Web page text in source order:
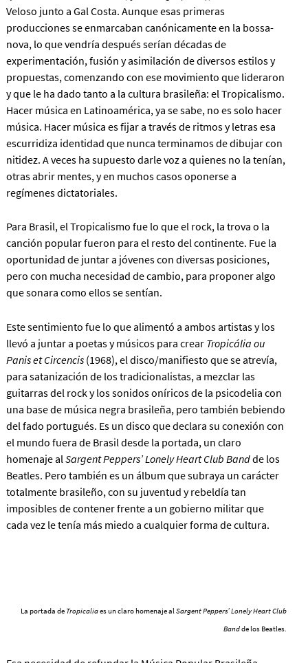
Veloso junto a Gal Costa. Aunque esas primeras
producciones se enmarcaban canónicamente en la bossa-
nova, lo que vendría después serían décadas de
experimentación, fusión y asimilación de diversos estilos y
propuestas, comenzando con ese movimiento que lideraron
y que le ha dado tanto a la cultura brasileña: el Tropicalismo.
Hacer música en Latinoamérica, ya se sabe, no es solo hacer
música. Hacer música es fijar a través de ritmos y letras esa
escurridiza identidad que nunca terminamos de dibujar con
nitidez. A veces ha supuesto darle voz a quienes no la tenían,
otras abrir mentes, y en muchos casos oponerse a
regímenes dictatoriales.
Para Brasil, el Tropicalismo fue lo que el rock, la trova o la
canción popular fueron para el resto del continente. Fue la
oportunidad de juntar a jóvenes con diversas posiciones,
pero con mucha necesidad de cambio, para proponer algo
que sonara como ellos se sentían.
Este sentimiento fue lo que alimentó a ambos artistas y los
llevó a juntar a poetas y músicos para crear Tropicália ou
Panis et Circencis(1968), el disco/manifiesto que se atrevía,
para satanización de los tradicionalistas, a mezclar las
guitarras del rock y los sonidos oníricos de la psicodelia con
una base de música negra brasileña, pero también bebiendo
del fado portugués. Es un disco que declara su conexión con
el mundo fuera de Brasil desde la portada, un claro
homenaje al Sargent Peppers’ Lonely Heart Club Bandde los
Beatles. Pero también es un álbum que subraya un carácter
totalmente brasileño, con su juventud y rebeldía tan
imposibles de contener frente a un gobierno militar que
cada vez le tenía más miedo a cualquier forma de cultura.
La portada de Tropicaliaes un claro homenaje alSargent Peppers’ Lonely Heart Club
Bandde los Beatles.